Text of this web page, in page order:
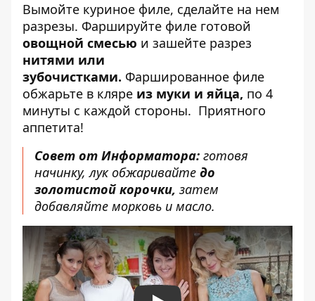
Вымойте куриное филе, сделайте на нем
разрезы. Фаршируйте филе готовой
овощной смесью и зашейте разрез
нитями или
зубочистками. Фаршированное филе
обжарьте в кляре из муки и яйца, по 4
минуты с каждой стороны. Приятного
аппетита!
Совет от Информатора: готовя
начинку, лук обжаривайте до
золотистой корочки, затем
добавляйте морковь и масло.